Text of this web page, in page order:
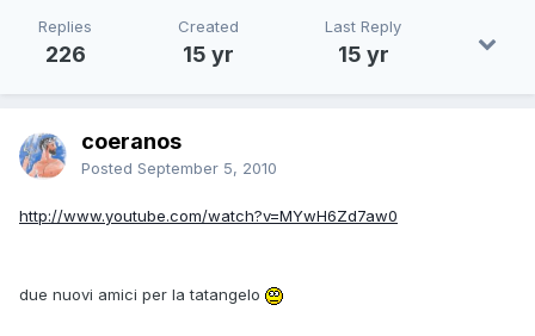
Replies
226
Created
15 yr
Last Reply
15 yr
coeranos
Posted September 5, 2010
http://www.youtube.com/watch?v=MYwH6Zd7aw0
due nuovi amici per la tatangelo